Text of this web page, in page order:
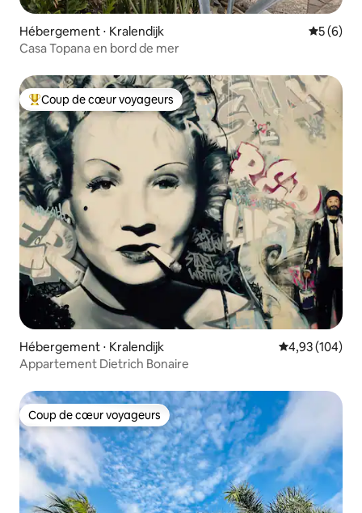
Hébergement ⋅ Kralendijk
5 (6)
Casa Topana en bord de mer
Coups de cœur voyageurs les plus appréciés
Coup de cœur voyageurs
Hébergement ⋅ Kralendijk Évaluation
4,93 (104)
Appartement Dietrich Bonaire
Coup de cœur voyageurs
Coup de cœur voyageurs